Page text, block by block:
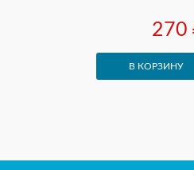
270
В КОРЗИНУ